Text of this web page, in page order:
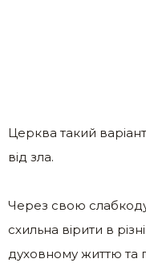
Церква такий
від зла.
Через свою
схильна вірити в
духовному життю та